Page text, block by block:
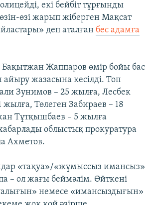
екі бейбіт тұрғынды
өзі жарып жіберген Мақсат
деп аталған бес адамға
Бақытжан Жаппаров өмір бойы бас
жазасына кесілді. Топ
Зунимов – 25 жылға, Лесбек
жылға, Төлеген Забираев – 18
Тұтқышбаев – 5 жылға
облыстық прокуратура
Ахметов.
«тақуа»/«жұмыссыз имансыз»
– ол жағы беймәлім. Өйткені
немесе «имансыздығын»